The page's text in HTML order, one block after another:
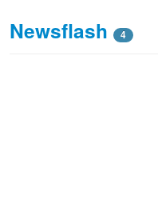
Newsflash 4